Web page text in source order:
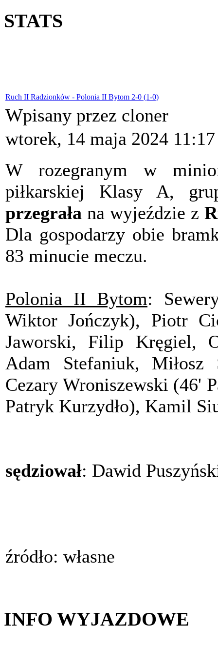
STATS
Ruch II Radzionków - Polonia II Bytom 2-0 (1-0)
Wpisany przez cloner
wtorek, 14 maja 2024 11:17
W rozegranym w
piłkarskiej Klasy A,
przegrała na wyjeździe z
Dla gospodarzy obie
83 minucie meczu.
Polonia II Bytom:
Wiktor Jończyk), Piotr
Jaworski, Filip Kręgiel,
Adam Stefaniuk,
Cezary Wroniszewski (46'
Patryk Kurzydło), Kamil
sędziował: Dawid
źródło: własne
INFO WYJAZDOWE